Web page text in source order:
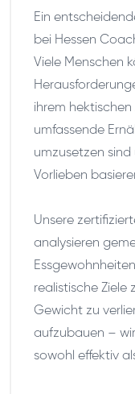
Ein
bei Hessen
Viele Menschen
ihrem
umfassende
umzusetzen
Vorlieben
Unsere
analysieren
realistische Ziele
Gewicht zu
aufzubauen –
sowohl effektiv